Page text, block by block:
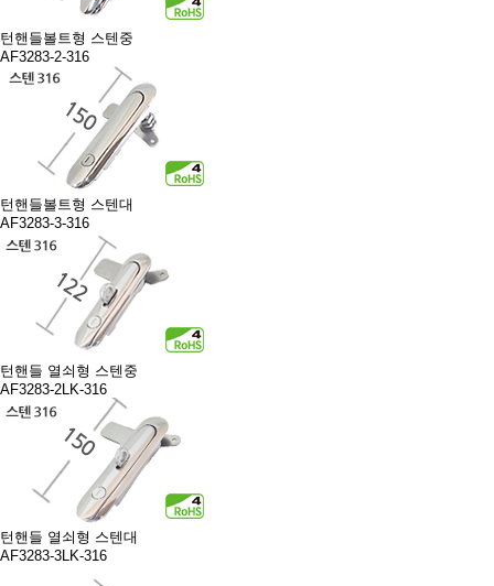
턴핸들볼트형 스텐중
AF3283-2-316
턴핸들볼트형 스텐대
AF3283-3-316
턴핸들 열쇠형 스텐중
AF3283-2LK-316
턴핸들 열쇠형 스텐대
AF3283-3LK-316